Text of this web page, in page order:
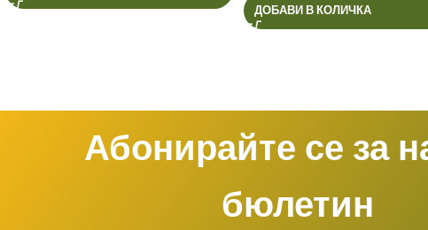
ДОБАВИ В КОЛИЧКА
Абонирайте се за
бюлетин